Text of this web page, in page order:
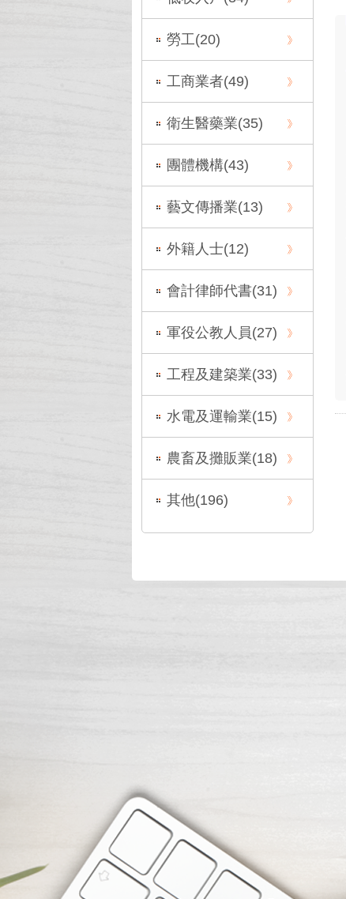
勞工(20)
工商業者(49)
衛生醫藥業(35)
團體機構(43)
藝文傳播業(13)
外籍人士(12)
會計律師代書(31)
軍役公教人員(27)
工程及建築業(33)
水電及運輸業(15)
農畜及攤販業(18)
其他(196)